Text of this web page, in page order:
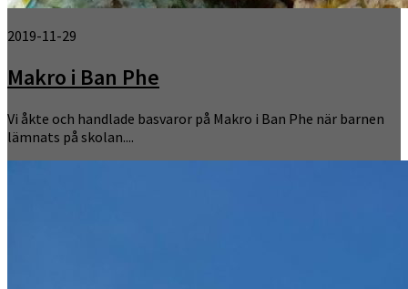
2019-11-29
Makro i Ban Phe
Vi åkte och handlade basvaror på Makro i Ban Phe när barnen
lämnats på skolan....